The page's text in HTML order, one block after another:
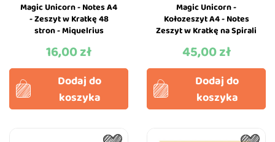
Magic Unicorn - Notes A4
- Zeszyt w Kratkę 48
stron - Miquelrius
Cena
16,00 zł
Dodaj do
koszyka
Magic Unicorn -
Kołozeszyt A4 - Notes
Zeszyt w Kratkę na Spirali
Cena
45,00 zł
Dodaj do
koszyka